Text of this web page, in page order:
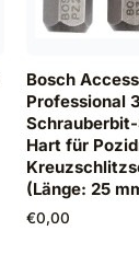
Bosch
Professional
Hart für
(Länge: 25
€0,00